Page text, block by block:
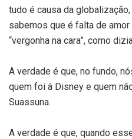
tudo é causa da
sabemos que é falta de
“vergonha na cara”, como
A verdade é que, no fundo,
quem foi à Disney e quem
Suassuna.
A verdade é que, quando